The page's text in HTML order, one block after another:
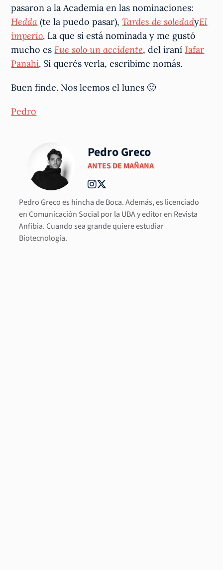
pasaron a la Academia en las nominaciones:
Hedda (te la puedo pasar),Tardes de soledadyEl
imperio. La que sí está nominada y me gustó
mucho esFue solo un accidente, del iraníJafar
Panahi. Si querés verla, escribime nomás.
Buen finde. Nos leemos el lunes 🙂
Pedro
Pedro Greco
ANTES DE MAÑANA
Pedro Greco es hincha de Boca. Además, es licenciado
en Comunicación Social por la UBA y editor en Revista
Anfibia. Cuando sea grande quiere estudiar
Biotecnología.